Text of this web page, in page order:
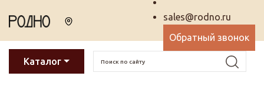
sales@rodno.ru
Обратный звонок
Каталог